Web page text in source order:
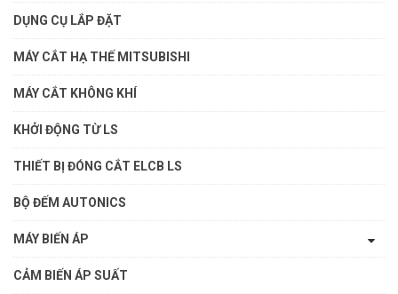
DỤNG CỤ LẮP ĐẶT
MÁY CẮT HẠ THẾ MITSUBISHI
MÁY CẮT KHÔNG KHÍ
KHỞI ĐỘNG TỪ LS
THIẾT BỊ ĐÓNG CẮT ELCB LS
BỘ ĐẾM AUTONICS
MÁY BIẾN ÁP
CẢM BIẾN ÁP SUẤT